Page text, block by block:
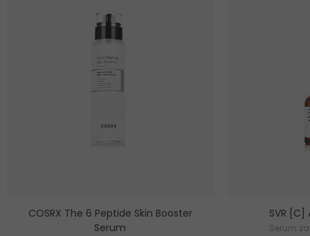
COSRX The 6 Peptide Skin Booster
Serum
SVR
Serum